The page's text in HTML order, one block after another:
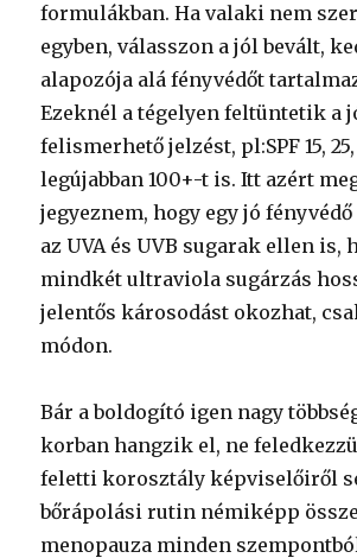
formulákban. Ha valaki nem
egyben, válasszon a jól bevált,
alapozója alá fényvédőt
Ezeknél a tégelyen feltüntetik a
felismerhető jelzést, pl:SPF 15, 25,
legújabban 100+-t is. Itt azért
jegyeznem, hogy egy jó
az UVA és UVB sugarak ellen is,
mindkét ultraviola sugárzás
jelentős károsodást okozhat,
módon.
Bár a boldogító igen nagy
korban hangzik el, ne
feletti korosztály képviselőiről
bőrápolási rutin némiképp
menopauza minden